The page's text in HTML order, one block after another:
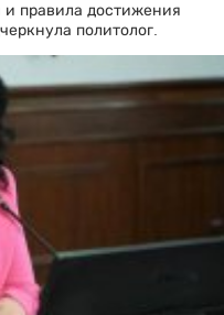
и правила достижения
политолог.